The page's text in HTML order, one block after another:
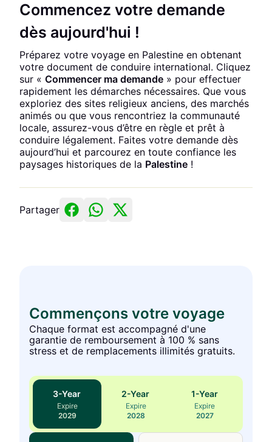
Commencez votre demande
dès aujourd'hui !
Préparez votre voyage en Palestine en obtenant
votre document de conduire international. Cliquez
sur « Commencer ma demande » pour effectuer
rapidement les démarches nécessaires. Que vous
exploriez des sites religieux anciens, des marchés
animés ou que vous rencontriez la communauté
locale, assurez-vous d’être en règle et prêt à
conduire légalement. Faites votre demande dès
aujourd’hui et parcourez en toute confiance les
paysages historiques de la Palestine !
Partager
Commençons votre voyage
Chaque format est accompagné d'une
garantie de remboursement à 100 % sans
stress et de remplacements illimités gratuits.
3-Year
Expire
2029
2-Year
Expire
2028
1-Year
Expire
2027